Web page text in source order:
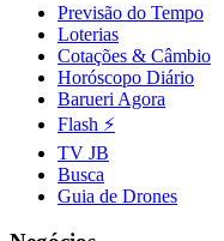
Previsão do Tempo
Loterias
Cotações & Câmbio
Horóscopo Diário
Barueri Agora
Flash ⚡
TV JB
Busca
Guia de Drones